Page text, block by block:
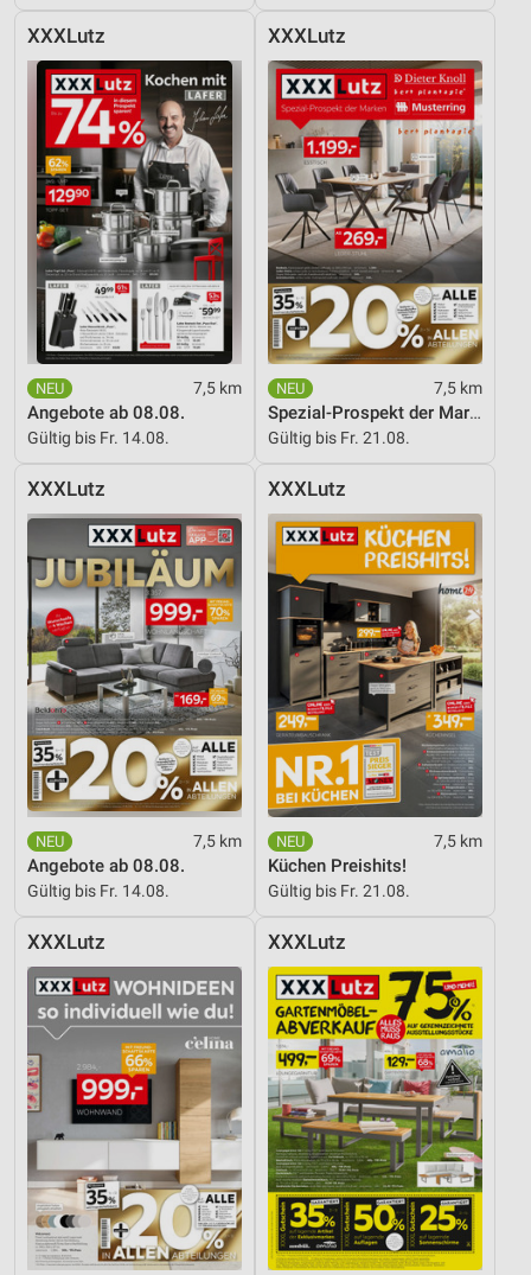
XXXLutz
7,5 km
Angebote ab 08.08.
Gültig bis Fr. 14.08.
XXXLutz
7,5 km
Spezial-Prospekt der Marken
Gültig bis Fr. 21.08.
XXXLutz
7,5 km
Angebote ab 08.08.
Gültig bis Fr. 14.08.
XXXLutz
7,5 km
Küchen Preishits!
Gültig bis Fr. 21.08.
XXXLutz XXXLutz